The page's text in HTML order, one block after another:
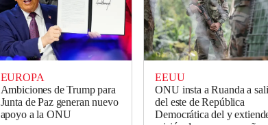
EUROPA
Ambiciones de Trump para
Junta de Paz generan nuevo
apoyo a la ONU
EEUU
ONU insta a Ruanda a
del este de República
Democrática del y